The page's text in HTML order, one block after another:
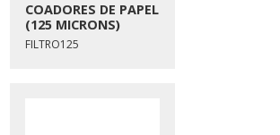
COADORES DE PAPEL
(125 MICRONS)
FILTRO125